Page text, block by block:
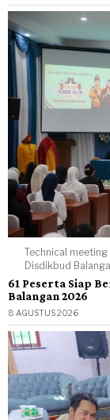
Technical
Disdikbud
61 Peserta Siap
Balangan 2026
8 AGUSTUS 2026